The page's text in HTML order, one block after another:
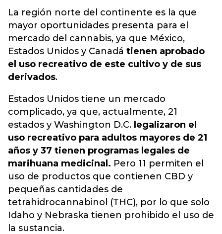
La región norte del continente es la que
mayor oportunidades presenta para el
mercado del cannabis, ya que México,
Estados Unidos y Canadá tienen aprobado
el uso recreativo de este cultivo y de sus
derivados.
Estados Unidos tiene un mercado
complicado, ya que, actualmente, 21
estados y Washington D.C. legalizaron el
uso recreativo para adultos mayores de 21
años y 37 tienen programas legales de
marihuana medicinal. Pero 11 permiten el
uso de productos que contienen CBD y
pequeñas cantidades de
tetrahidrocannabinol (THC), por lo que solo
Idaho y Nebraska tienen prohibido el uso de
la sustancia.